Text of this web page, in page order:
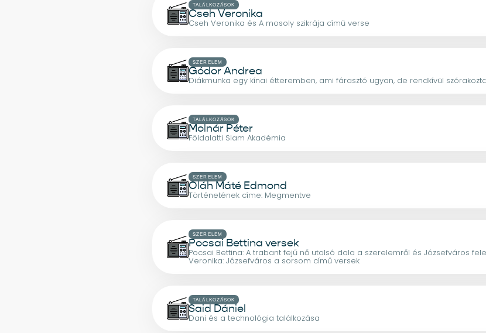
TALÁLKOZÁSOK
Cseh Veronika
Cseh Veronika és A mosoly szikrája című verse
SZERELEM
Gódor Andrea
Diákmunka egy kínai étteremben, ami fárasztó ugyan, de rendkívül
TALÁLKOZÁSOK
Molnár Péter
Földalatti Slam Akadémia
SZERELEM
Oláh Máté Edmond
Történetének címe: Megmentve
SZERELEM
Pocsai Bettina versek
Pocsai Bettina: A trabant fejű nő utolsó dala a szerelemről és Józsefváros
Veronika: Józsefváros a sorsom című versek
TALÁLKOZÁSOK
Said Dániel
Dani és a technológia találkozása